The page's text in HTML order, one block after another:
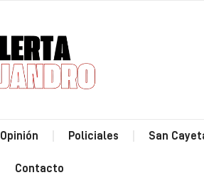
Opinión Policiales San
Contacto